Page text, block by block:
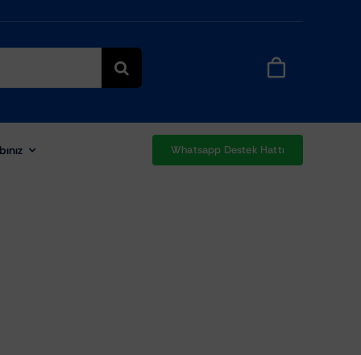
Whatsapp Destek Hattı